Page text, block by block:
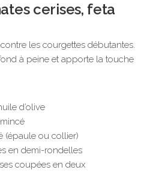
cerises, feta
les courgettes débutantes.
fond à peine et apporte la touche
d’olive
(épaule ou collier)
en demi-rondelles
coupées en deux